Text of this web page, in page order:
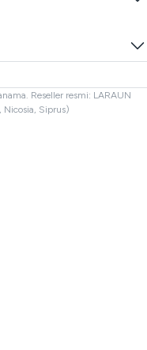
Reseller resmi: LARAUN
Nicosia, Siprus)